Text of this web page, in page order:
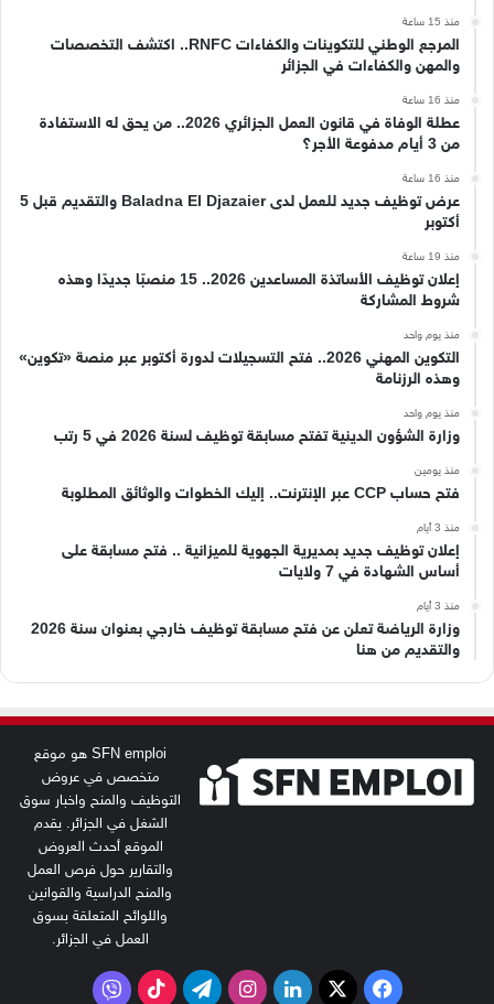
منذ 15 ساعة
المرجع الوطني للتكوينات والكفاءات RNFC.. اكتشف التخصصات
والمهن والكفاءات في الجزائر
منذ 16 ساعة
عطلة الوفاة في قانون العمل الجزائري 2026.. من يحق له الاستفادة
من 3 أيام مدفوعة الأجر؟
منذ 16 ساعة
عرض توظيف جديد للعمل لدى Baladna El Djazaier والتقديم قبل 5
أكتوبر
منذ 19 ساعة
إعلان توظيف الأساتذة المساعدين 2026.. 15 منصبًا جديدًا وهذه
شروط المشاركة
منذ يوم واحد
التكوين المهني 2026.. فتح التسجيلات لدورة أكتوبر عبر منصة «تكوين»
وهذه الرزنامة
منذ يوم واحد
وزارة الشؤون الدينية تفتح مسابقة توظيف لسنة 2026 في 5 رتب
منذ يومين
فتح حساب CCP عبر الإنترنت.. إليك الخطوات والوثائق المطلوبة
منذ 3 أيام
إعلان توظيف جديد بمديرية الجهوية للميزانية .. فتح مسابقة على
أساس الشهادة في 7 ولايات
منذ 3 أيام
وزارة الرياضة تعلن عن فتح مسابقة توظيف خارجي بعنوان سنة 2026
والتقديم من هنا
SFN emploi هو موقع
متخصص في عروض
التوظيف والمنح واخبار سوق
الشغل في الجزائر. يقدم
الموقع أحدث العروض
والتقارير حول فرص العمل
والمنح الدراسية والقوانين
واللوائح المتعلقة بسوق
العمل في الجزائر.
فيسبوك
‫X لينكدإنانستقرامتيلقرام‫TikTokفايبر